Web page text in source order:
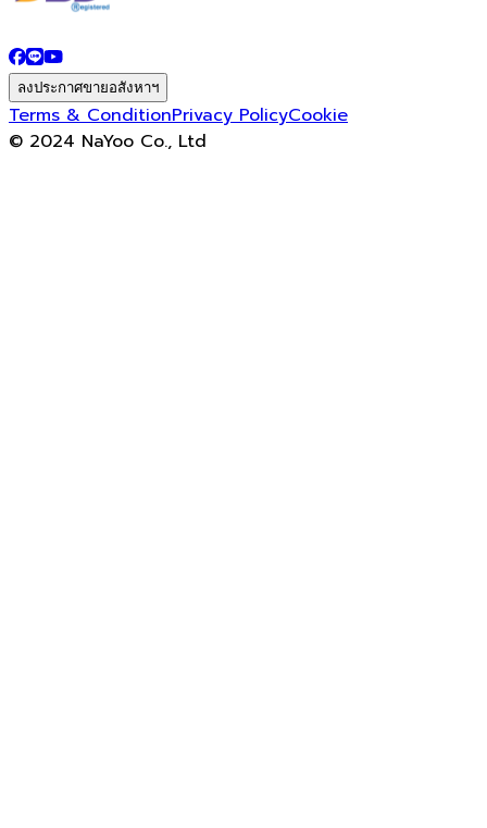
ลงประกาศขายอสังหาฯ
Terms & ConditionPrivacy PolicyCookie
© 2024 NaYoo Co., Ltd